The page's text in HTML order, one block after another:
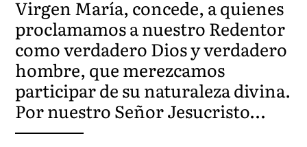
Virgen María, concede, a quienes
proclamamos a nuestro Redentor
como verdadero Dios y verdadero
hombre, que merezcamos
participar de su naturaleza divina.
Por nuestro Señor Jesucristo…